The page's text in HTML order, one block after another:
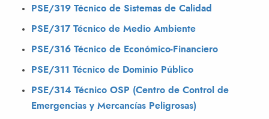
PSE/319 Técnico de Sistemas de Calidad
PSE/317 Técnico de Medio Ambiente
PSE/316 Técnico de Económico-Financiero
PSE/311 Técnico de Dominio Público
PSE/314 Técnico OSP (Centro de Control de
Emergencias y Mercancías Peligrosas)